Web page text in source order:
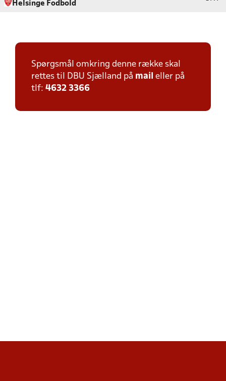
Helsinge Fodbold
Spørgsmål omkring denne række skal
rettes til DBU Sjælland på mail eller på
tlf: 4632 3366